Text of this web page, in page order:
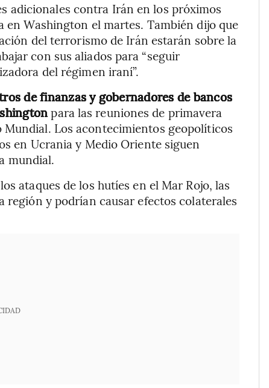
adicionales contra Irán en los próximos
en Washington el martes. También dijo que
del terrorismo de Irán estarán sobre la
con sus aliados para “seguir
del régimen iraní”.
de finanzas y gobernadores de bancos
para las reuniones de primavera
Los acontecimientos geopolíticos
en Ucrania y Medio Oriente siguen
mundial.
ataques de los hutíes en el Mar Rojo, las
región y podrían causar efectos colaterales